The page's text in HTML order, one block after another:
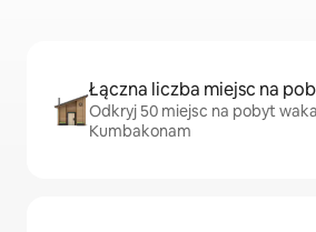
Łączna liczba miejsc na
Odkryj 50 miejsc na pobyt
Kumbakonam